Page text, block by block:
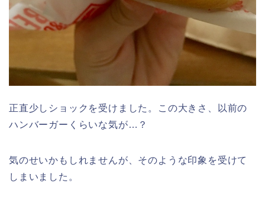
正直少しショックを受けました。この大きさ、以前の
ハンバーガーくらいな気が…？
気のせいかもしれませんが、そのような印象を受けて
しまいました。